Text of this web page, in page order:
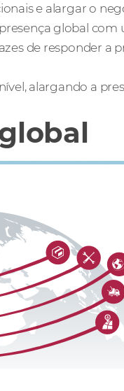
e alargar o
global
de responder a
alargando a